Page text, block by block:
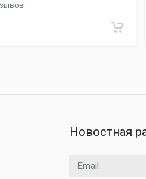
Новостная
Email адрес